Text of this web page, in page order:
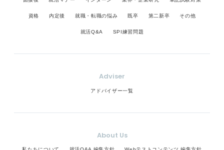
資格 内定後 就職・転職の悩み 既卒 第二新卒 その他
就活Q&A SPI練習問題
Adviser
アドバイザー一覧
About Us